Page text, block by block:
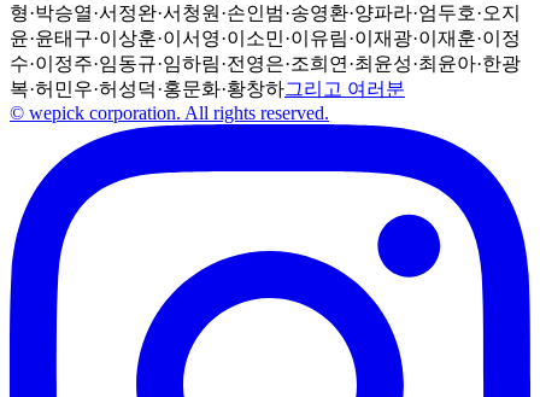
형·박승열·서정완·서청원 ·손인범·송영환·양파라·엄두호·오지
윤·윤태구·이상훈·이서영·이소민·이유림·이재광·이재훈·이정
수·이정주·임동규·임하림·전영은·조희연 ·최윤성·최윤아·한광
복·허민우·허성덕·홍문화·황창하그리고 여러분
© wepick corporation. All rights reserved.